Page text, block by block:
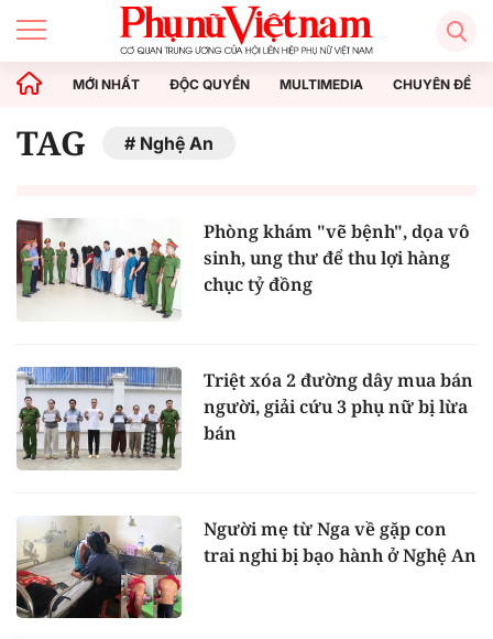
MỚI NHẤT ĐỘC QUYỀN MULTIMEDIA CHUYÊN ĐỀ
TAG Nghệ An
Phòng khám "vẽ bệnh", dọa vô
sinh, ung thư để thu lợi hàng
chục tỷ đồng
Triệt xóa 2 đường dây mua bán
người, giải cứu 3 phụ nữ bị lừa
bán
Người mẹ từ Nga về gặp con
trai nghi bị bạo hành ở Nghệ An